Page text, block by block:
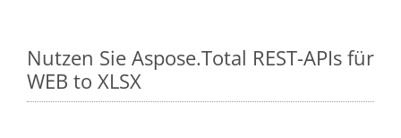
Nutzen Sie Aspose.Total REST-APIs für
WEB to XLSX